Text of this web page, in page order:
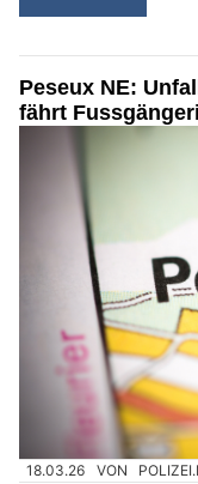
Peseux NE:
fährt
18.03.26 VON